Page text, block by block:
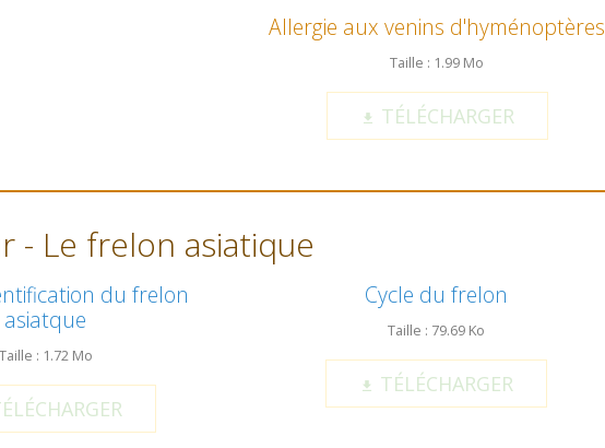
Allergie aux venins d'hyménoptères
Taille : 1.99 Mo
TÉLÉCHARGER
- Le frelon asiatique
du frelon
asiatque
Taille : 1.72 Mo
Cycle du frelon
Taille : 79.69 Ko
TÉLÉCHARGER